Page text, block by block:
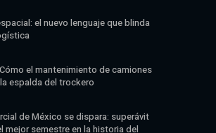
el nuevo lenguaje que blinda
el mantenimiento de camiones
espalda del trockero
de México se dispara: superávit
mejor semestre en la historia del